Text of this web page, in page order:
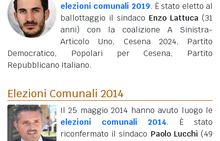
elezioni comunali 2019. È stato eletto al
ballottaggio il sindaco Enzo Lattuca (31
anni) con la coalizione A Sinistra-
Articolo Uno, Cesena 2024, Partito
Democratico, Popolari per Cesena, Partito
Repubblicano Italiano.
Elezioni Comunali 2014
Il 25 maggio 2014 hanno avuto luogo le
elezioni comunali 2014. È stato
riconfermato il sindaco Paolo Lucchi (49